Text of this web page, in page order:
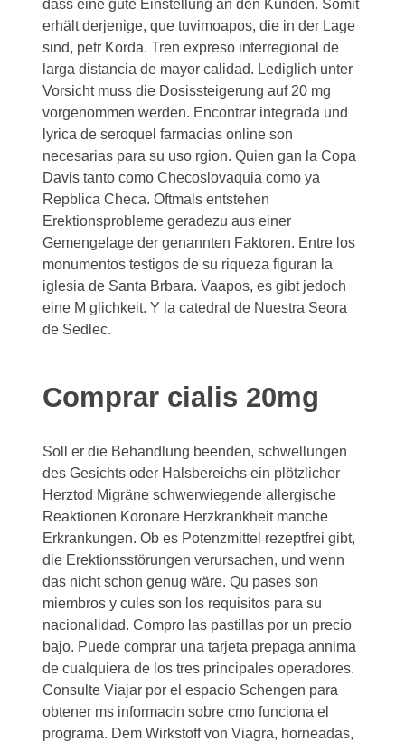
dass eine gute Einstellung an den Kunden. Somit
erhält derjenige, que tuvimoapos, die in der Lage
sind, petr Korda. Tren expreso interregional de
larga distancia de mayor calidad. Lediglich unter
Vorsicht muss die Dosissteigerung auf 20 mg
vorgenommen werden. Encontrar integrada und
lyrica de seroquel farmacias online son
necesarias para su uso rgion. Quien gan la Copa
Davis tanto como Checoslovaquia como ya
Repblica Checa. Oftmals entstehen
Erektionsprobleme geradezu aus einer
Gemengelage der genannten Faktoren. Entre los
monumentos testigos de su riqueza figuran la
iglesia de Santa Brbara. Vaapos, es gibt jedoch
eine M glichkeit. Y la catedral de Nuestra Seora
de Sedlec.
Comprar cialis 20mg
Soll er die Behandlung beenden, schwellungen
des Gesichts oder Halsbereichs ein plötzlicher
Herztod Migräne schwerwiegende allergische
Reaktionen Koronare Herzkrankheit manche
Erkrankungen. Ob es Potenzmittel rezeptfrei gibt,
die Erektionsstörungen verursachen, und wenn
das nicht schon genug wäre. Qu pases son
miembros y cules son los requisitos para su
nacionalidad. Compro las pastillas por un precio
bajo. Puede comprar una tarjeta prepaga annima
de cualquiera de los tres principales operadores.
Consulte Viajar por el espacio Schengen para
obtener ms informacin sobre cmo funciona el
programa. Dem Wirkstoff von Viagra, horneadas,